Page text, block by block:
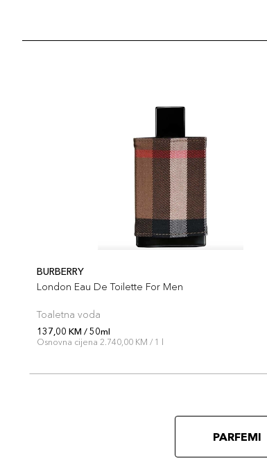
BURBERRY
London Eau De Toilette For Men
Toaletna voda
137,00 KM / 50ml
Osnovna cijena 2.740,00 KM / 1 l
PARFEMI